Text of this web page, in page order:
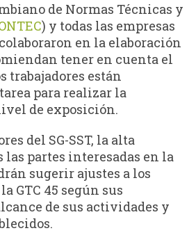
de Normas Técnicas y
) y todas las empresas
en la elaboración
tener en cuenta el
trabajadores están
para realizar la
de exposición.
del SG-SST, la alta
partes interesadas en la
sugerir ajustes a los
GTC 45 según sus
de sus actividades y